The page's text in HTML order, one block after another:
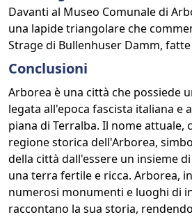
Davanti al Museo Comunale di
una lapide triangolare che
Strage di Bullenhuser Damm,
Conclusioni
Arborea è una città che possiede
legata all'epoca fascista italiana e
piana di Terralba. Il nome attuale,
regione storica dell'Arborea,
della città dall'essere un insieme
una terra fertile e ricca. Arborea,
numerosi monumenti e luoghi di
raccontano la sua storia,